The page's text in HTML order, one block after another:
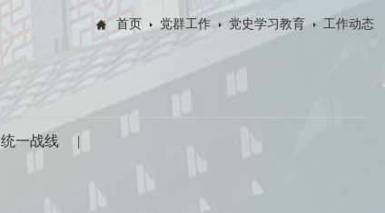
首页 党群工作 党史学习教育 工作动态
统一战线 |